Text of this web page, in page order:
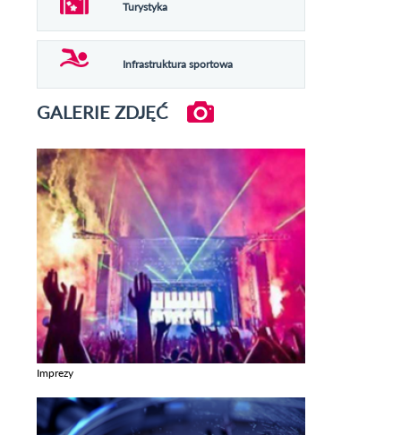
Turystyka
Infrastruktura sportowa
GALERIE ZDJĘĆ
Imprezy